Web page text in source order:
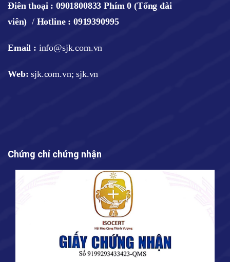
Điên thoại : 0901800833 Phím 0 (Tổng đài
viên) / Hotline : 0919390995
Email : info@sjk.com.vn
Web: sjk.com.vn; sjk.vn
Chứng chỉ chứng nhận